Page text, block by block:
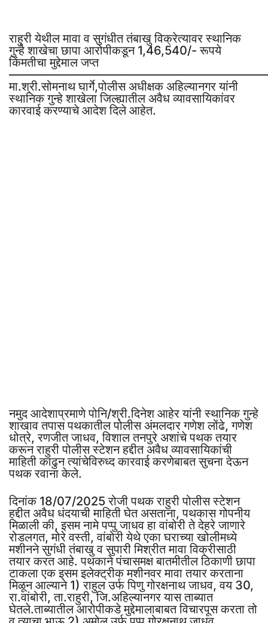
राहुरी येथील मावा व सुगंधीत तंबाखु विक्रेत्यावर स्थानिक
गुन्हे शाखेचा छापा आरोपीकडून 1,46,540/- रूपये
किंमतीचा मुद्देमाल जप्त
मा.श्री.सोमनाथ घार्गे,पोलीस अधीक्षक अहिल्यानगर यांनी
स्थानिक गुन्हे शाखेला जिल्ह्यातील अवैध व्यावसायिकांवर
कारवाई करण्याचे आदेश दिले आहेत.
नमुद आदेशाप्रमाणे पोनि/श्री.दिनेश आहेर यांनी स्थानिक गुन्हे
शाखाव तपास पथकातील पोलीस अंमलदार गणेश लोंढे, गणेश
धोत्रे, रणजीत जाधव, विशाल तनपुरे अशांचे पथक तयार
करून राहुरी पोलीस स्टेशन हद्दीत अवैध व्यावसायिकांची
माहिती काढुन त्यांचेविरुध्द कारवाई करणेबाबत सुचना देऊन
पथक रवाना केले.
दिनांक 18/07/2025 रोजी पथक राहुरी पोलीस स्टेशन
हद्दीत अवैध धंदयाची माहिती घेत असताना, पथकास गोपनीय
मिळाली की, इसम नामे पप्पु जाधव हा वांबोरी ते देहरे जाणारे
रोडलगत, मोरे वस्ती, वांबोरी येथे एका घराच्या खोलीमध्ये
मशीनने सुगंधी तंबाखु व सुपारी मिश्रीत मावा विक्रीसाठी
तयार करत आहे. पथकाने पंचासमक्ष बातमीतील ठिकाणी छापा
टाकला एक इसम इलेक्ट्रीक मशीनवर मावा तयार करताना
मिळून आल्याने 1) राहुल उर्फ पिणु गोरक्षनाथ जाधव, वय 30,
रा.वांबोरी, ता.राहुरी, जि.अहिल्यानगर यास ताब्यात
घेतले.ताब्यातील आरोपीकडे मुद्देमालाबाबत विचारपूस करता तो